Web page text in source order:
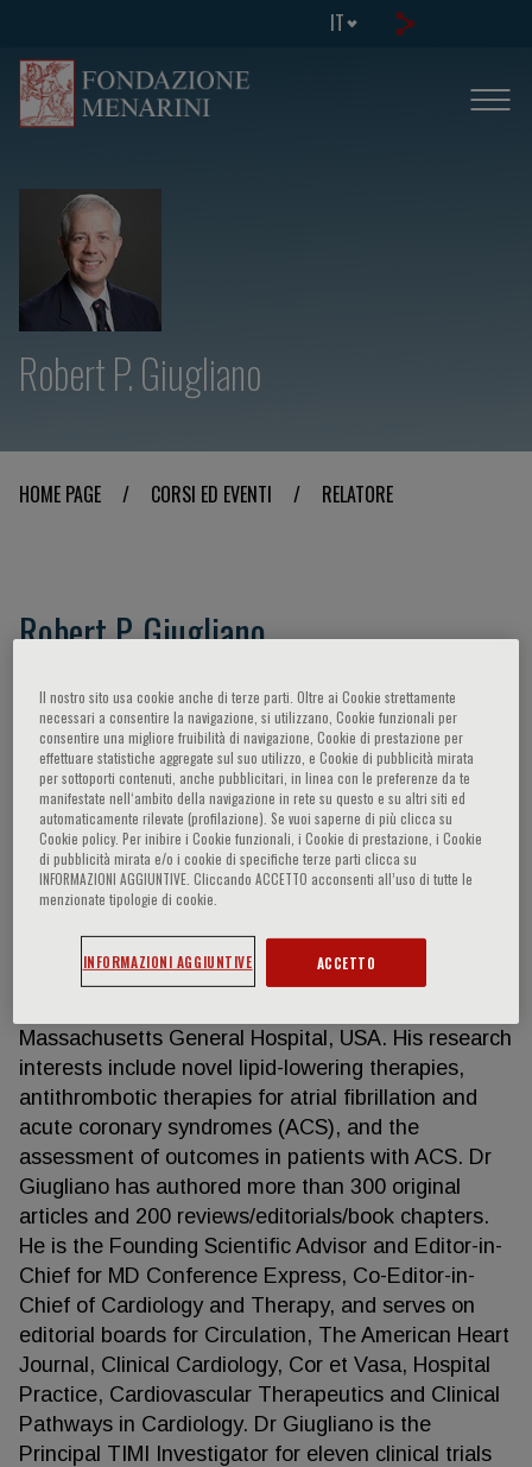
IT
Robert P. Giugliano
HOME PAGE / CORSI ED EVENTI / RELATORE
Robert P. Giugliano
the Thrombolysis in Myocardial Infarction (TIMI)
Study Group, Staff Physician in the Cardiovascular
Division at the Brigham and Women’s Hospital and
Professor of Medicine at Harvard Medical School,
Boston, USA. He graduated summa cum laude and
phi beta kappa from Dartmouth College, and
received his medical degree at Harvard Medical
Medical Centre, Los Angeles, USA, and then
Massachusetts General Hospital, USA. His research
interests include novel lipid-lowering therapies,
antithrombotic therapies for atrial fibrillation and
acute coronary syndromes (ACS), and the
assessment of outcomes in patients with ACS. Dr
Giugliano has authored more than 300 original
articles and 200 reviews/editorials/book chapters.
He is the Founding Scientific Advisor and Editor-in-
Chief for MD Conference Express, Co-Editor-in-
Chief of Cardiology and Therapy, and serves on
editorial boards for Circulation, The American Heart
Journal, Clinical Cardiology, Cor et Vasa, Hospital
Practice, Cardiovascular Therapeutics and Clinical
Pathways in Cardiology. Dr Giugliano is the
Principal TIMI Investigator for eleven clinical trials
Il nostro sito usa cookie anche di terze parti. Oltre ai Cookie strettamente
necessari a consentire la navigazione, si utilizzano, Cookie funzionali per
consentire una migliore fruibilità di navigazione, Cookie di prestazione per
effettuare statistiche aggregate sul suo utilizzo, e Cookie di pubblicità mirata
per sottoporti contenuti, anche pubblicitari, in linea con le preferenze da te
manifestate nell‘ambito della navigazione in rete su questo e su altri siti ed
automaticamente rilevate (profilazione). Se vuoi saperne di più clicca su
Cookie policy. Per inibire i Cookie funzionali, i Cookie di prestazione, i Cookie
di pubblicità mirata e/o i cookie di specifiche terze parti clicca su
INFORMAZIONI AGGIUNTIVE. Cliccando ACCETTO acconsenti all’uso di tutte le
menzionate tipologie di cookie.
INFORMAZIONI AGGIUNTIVE ACCETTO